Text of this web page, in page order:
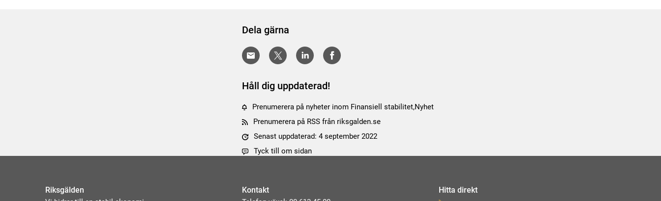
Dela gärna
Håll dig uppdaterad!
Prenumerera på nyheter inom Finansiell stabilitet,Nyhet
Prenumerera på RSS från riksgalden.se
Senast uppdaterad: 4 september 2022
Tyck till om sidan
Riksgälden Kontakt Hitta direkt